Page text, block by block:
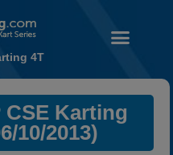
Noticias
Calendario
Temporada 2026
4T
CSE Karting
10/2013)